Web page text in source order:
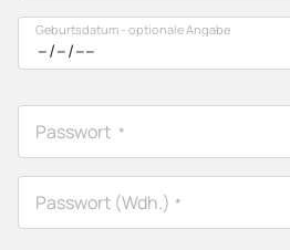
Geburtsdatum - optionale Angabe
Passwort *
Passwort (Wdh.) *